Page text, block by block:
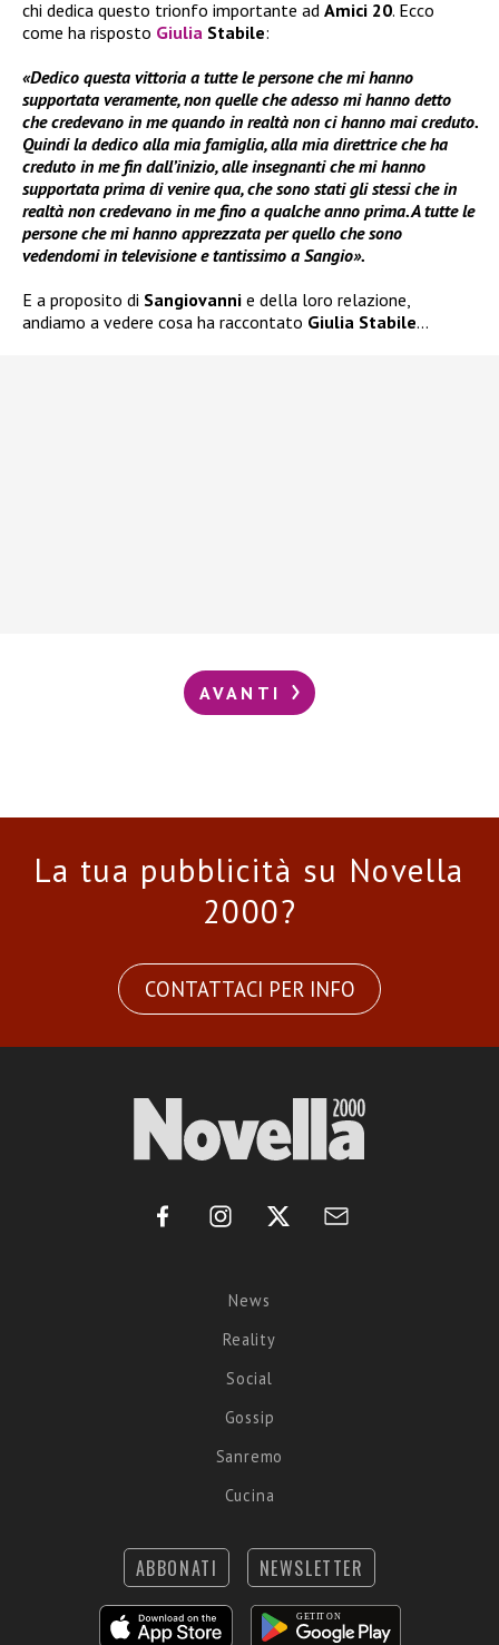
chi dedica questo trionfo importante ad Amici 20. Ecco
come ha risposto Giulia Stabile:
«Dedico questa vittoria a tutte le persone che mi hanno
supportata veramente, non quelle che adesso mi hanno detto
che credevano in me quando in realtà non ci hanno mai creduto.
Quindi la dedico alla mia famiglia, alla mia direttrice che ha
creduto in me fin dall’inizio, alle insegnanti che mi hanno
supportata prima di venire qua, che sono stati gli stessi che in
realtà non credevano in me fino a qualche anno prima. A tutte le
persone che mi hanno apprezzata per quello che sono
vedendomi in televisione e tantissimo a Sangio».
E a proposito di Sangiovanni e della loro relazione,
andiamo a vedere cosa ha raccontato Giulia Stabile…
AVANTI
La tua pubblicità su Novella
2000?
CONTATTACI PER INFO
News
Reality
Social
Gossip
Sanremo
Cucina
ABBONATI NEWSLETTER